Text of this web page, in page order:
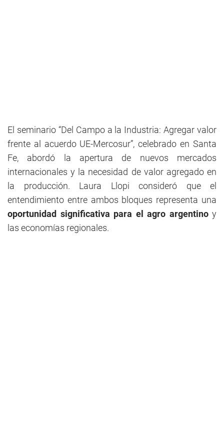
El seminario “Del Campo a la Industria: Agregar valor
frente al acuerdo UE-Mercosur”, celebrado en Santa
Fe, abordó la apertura de nuevos mercados
internacionales y la necesidad de valor agregado en
la producción. Laura Llopi consideró que el
entendimiento entre ambos bloques representa una
oportunidad significativa para el agro argentinoy
las economías regionales.